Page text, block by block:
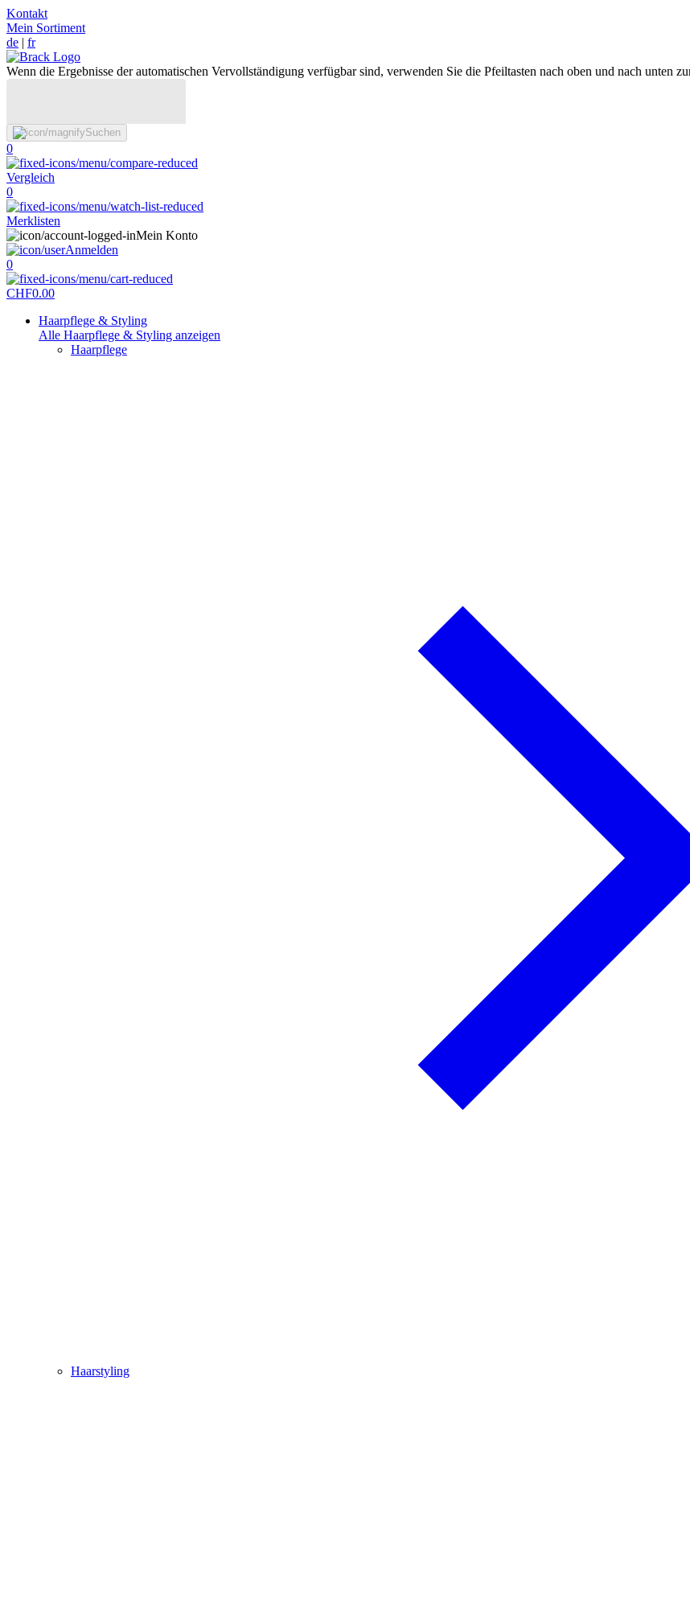
Kontakt
Mein Sortiment
de | fr
Wenn die Ergebnisse der automatischen Vervollständigung verfügbar sind, verwenden Sie die Pfeiltasten nach oben und nach unten
Suchen
0
Vergleich
0
Merklisten
Mein Konto
Anmelden
0
CHF0.00
Haarpflege & Styling
Alle Haarpflege & Styling anzeigen
Haarpflege
Haarstyling